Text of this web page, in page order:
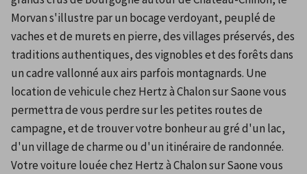
Morvan s'illustre par un bocage verdoyant, peuplé de
vaches et de murets en pierre, des villages préservés, des
traditions authentiques, des vignobles et des forêts dans
un cadre vallonné aux airs parfois montagnards. Une
location de vehicule chez Hertz à Chalon sur Saone vous
permettra de vous perdre sur les petites routes de
campagne, et de trouver votre bonheur au gré d'un lac,
d'un village de charme ou d'un itinéraire de randonnée.
Votre voiture louée chez Hertz à Chalon sur Saone vous